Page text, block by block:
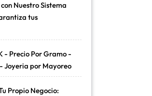
Nuestro Sistema
tus
- Precio Por Gramo -
Joyeria por Mayoreo
Propio Negocio: